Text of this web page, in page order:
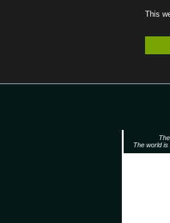
: Trying to access array offset on value of
This
The world